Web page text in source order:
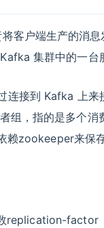
客户端生产的消
集群中的一
连接到 Kafka 上来
组，指的是多个消
zookeeper来保
replication-factor